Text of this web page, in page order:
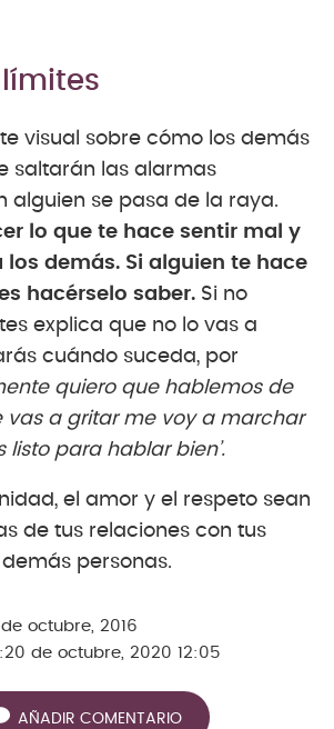
límites
visual sobre cómo los demás
saltarán las alarmas
alguien se pasa de la raya.
lo que te hace sentir mal y
los demás. Si alguien te hace
hacérselo saber. Si no
explica que no lo vas a
cuándo suceda, por
quiero que hablemos de
vas a gritar me voy a marchar
listo para hablar bien’.
el amor y el respeto sean
de tus relaciones con tus
personas.
de octubre, 2016
20 de octubre, 2020 12:05
AÑADIR COMENTARIO